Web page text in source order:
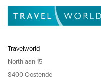
Travelworld
Northlaan 15
8400 Oostende